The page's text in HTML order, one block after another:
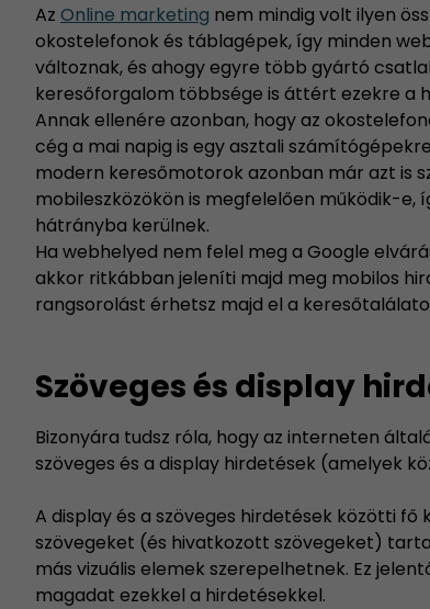
Az Online marketing nem mindig volt ilyen
okostelefonok és táblagépek, így minden
változnak, és ahogy egyre több gyártó
keresőforgalom többsége is áttért ezekre a
Annak ellenére azonban, hogy az
cég a mai napig is egy asztali
modern keresőmotorok azonban már azt is
mobileszközökön is megfelelően működik-e,
hátrányba kerülnek.
Ha webhelyed nem felel meg a Google
akkor ritkábban jeleníti majd meg mobilos
rangsorolást érhetsz majd el a
Szöveges és display
Bizonyára tudsz róla, hogy az interneten
szöveges és a display hirdetések (amelyek
A display és a szöveges hirdetések közötti
szövegeket (és hivatkozott szövegeket)
más vizuális elemek szerepelhetnek. Ez
magadat ezekkel a hirdetésekkel.